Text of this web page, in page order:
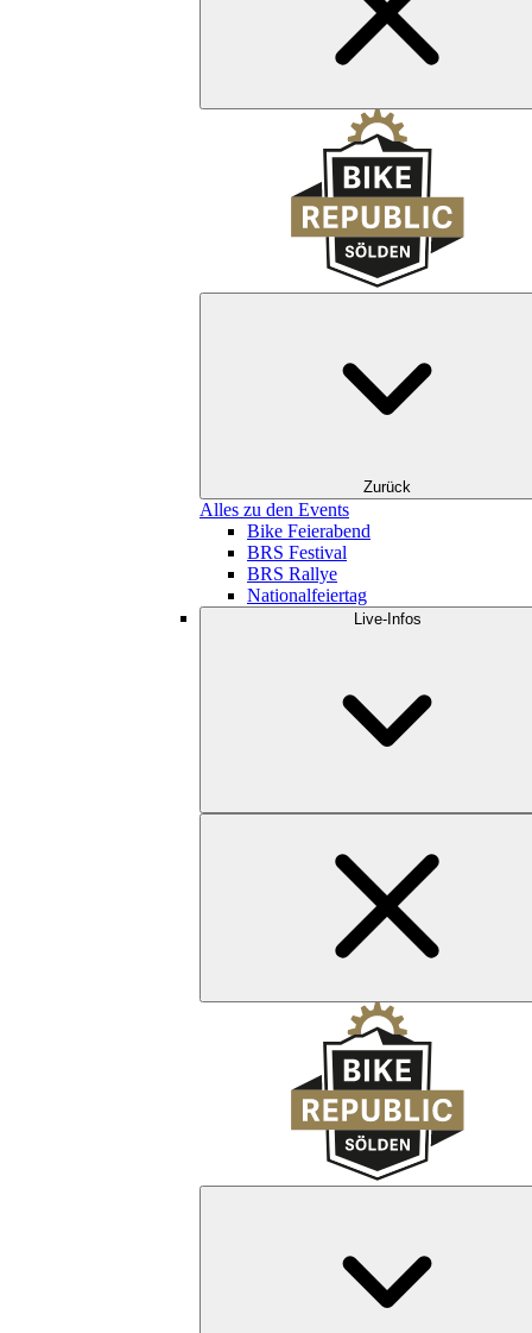
Zurück
Alles zu den Events
Bike Feierabend
BRS Festival
BRS Rallye
Nationalfeiertag
Live-Infos